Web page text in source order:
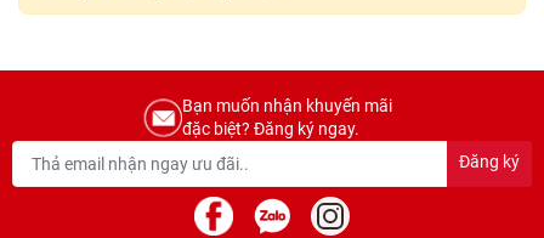
Bạn muốn nhận khuyến mãi
đặc biệt? Đăng ký ngay.
Đăng ký